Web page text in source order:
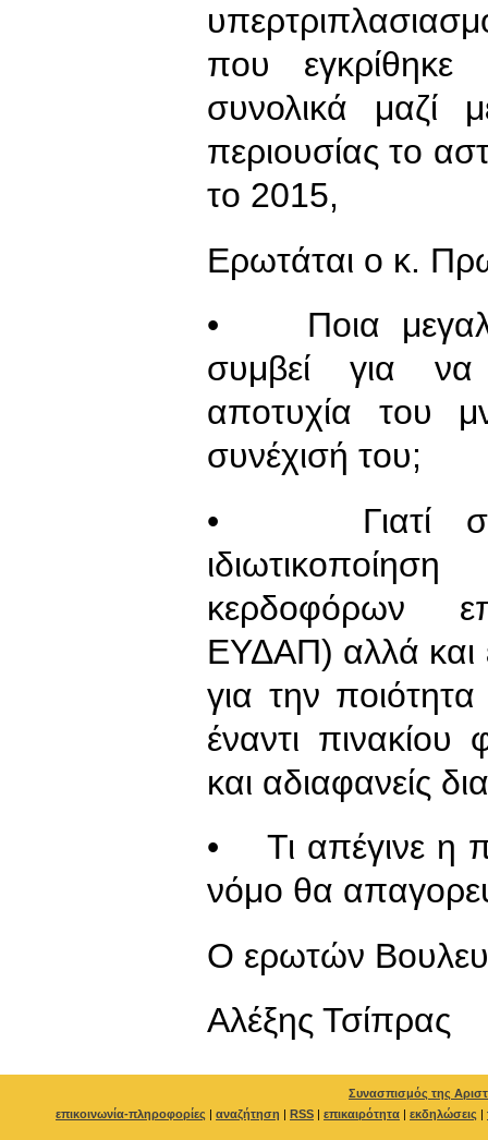
που εγκρίθηκε
συνολικά μαζί
περιουσίας το
το 2015,
Ερωτάται ο κ.
• Ποια
συμβεί για
αποτυχία του
συνέχισή του;
• Γιατί
κερδοφόρων
ΕΥΔΑΠ) αλλά και
για την
έναντι
και αδιαφανείς
• Τι απέγινε η
νόμο θα
Ο ερωτών
Αλέξης Τσίπρας
Συνασπισμός της
επικοινωνία-πληροφορίες | αναζήτηση | RSS | επικαιρότητα | εκδηλώσεις |